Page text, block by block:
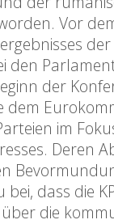
Vor
den
der
dem
im
Deren
dass die
die